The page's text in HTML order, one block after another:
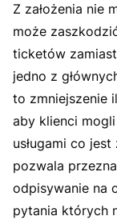
Z założenia nie
może
ticketów
jedno z
to zmniejszenie
aby klienci
usługami co
pozwala
odpisywanie na
pytania których